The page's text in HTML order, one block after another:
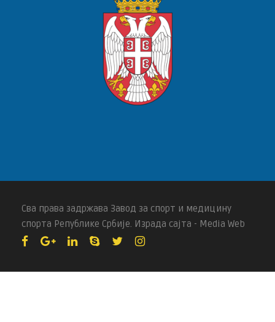
Сва права задржава Завод за спорт и медицину
спорта Републике Србије. Израда сајта - Media Web